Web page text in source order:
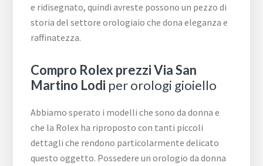
e ridisegnato, quindi avreste possono un pezzo di
storia del settore orologiaio che dona eleganza e
raffinatezza.
Compro Rolex prezzi Via San
Martino Lodi per orologi gioiello
Abbiamo sperato i modelli che sono da donna e
che la Rolex ha riproposto con tanti piccoli
dettagli che rendono particolarmente delicato
questo oggetto. Possedere un orologio da donna